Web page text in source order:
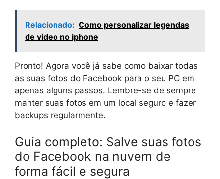
Relacionado: Como personalizar legendas
de video no iphone
Pronto! Agora você já sabe como baixar todas
as suas fotos do Facebook para o seu PC em
apenas alguns passos. Lembre-se de sempre
manter suas fotos em um local seguro e fazer
backups regularmente.
Guia completo: Salve suas fotos
do Facebook na nuvem de
forma fácil e segura